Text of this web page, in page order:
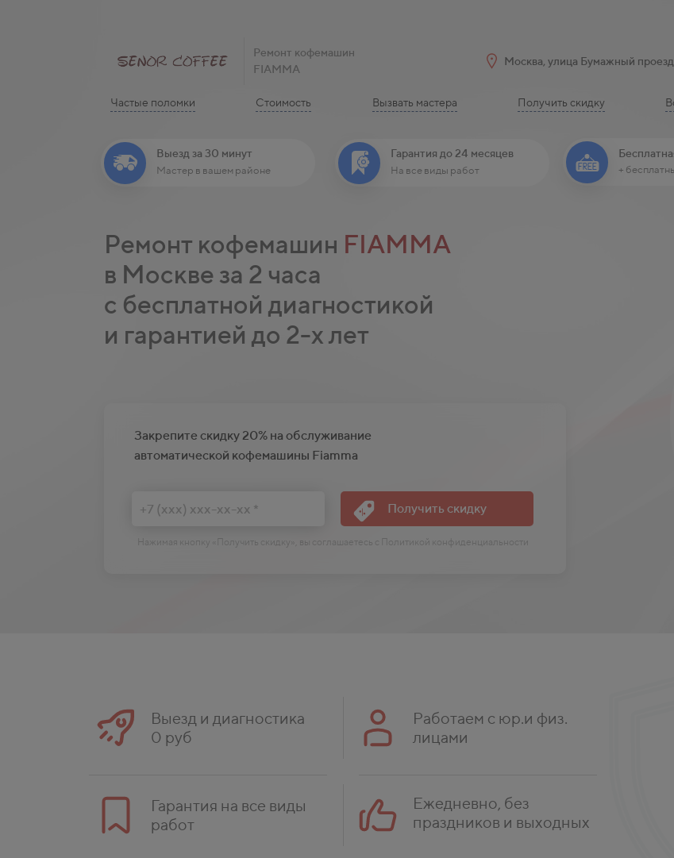
Ремонт кофемашин FIAMMA
в Москве за 2 часа
с бесплатной диагностикой
и гарантией до 2-х лет
Закрепите скидку 20% на обслуживание
автоматической кофемашины Fiamma
Получить скидку
Нажимая кнопку «Получить скидку», вы соглашаетесь с Политикой конфиденциальности
Мастер в вашем районе
Выезд за 30 минут
На все виды работ
Гарантия до 24 месяцев
+
Ремонт кофемашин
FIAMMA
Москва, улица Бумажный
Частые поломки Стоимость Вызвать мастера Получить скидку
Выезд и диагностика
0 руб
Работаем с юр.и физ.
лицами
Гарантия на все виды
работ
Ежедневно, без
праздников и выходных